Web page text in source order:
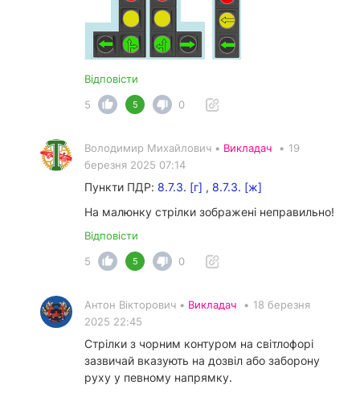
Відповісти
5
5 0
Володимир Михайлович • Викладач • 19
березня 2025 07:14
Пункти ПДР: 8.7.3. [г] , 8.7.3. [ж]
На малюнку стрілки зображені неправильно!
Відповісти
5
5 0
Антон Вікторович • Викладач • 18 березня
2025 22:45
Стрілки з чорним контуром на світлофорі
зазвичай вказують на дозвіл або заборону
руху у певному напрямку.